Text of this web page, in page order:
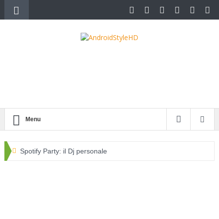
Menu
Spotify Party: il Dj personale